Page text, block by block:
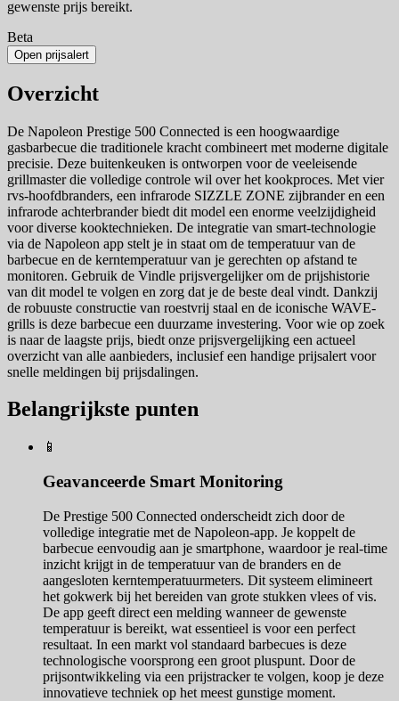
gewenste prijs bereikt.
Beta
Open prijsalert
Overzicht
De Napoleon Prestige 500 Connected is een hoogwaardige
gasbarbecue die traditionele kracht combineert met moderne digitale
precisie. Deze buitenkeuken is ontworpen voor de veeleisende
grillmaster die volledige controle wil over het kookproces. Met vier
rvs-hoofdbranders, een infrarode SIZZLE ZONE zijbrander en een
infrarode achterbrander biedt dit model een enorme veelzijdigheid
voor diverse kooktechnieken. De integratie van smart-technologie
via de Napoleon app stelt je in staat om de temperatuur van de
barbecue en de kerntemperatuur van je gerechten op afstand te
monitoren. Gebruik de Vindle prijsvergelijker om de prijshistorie
van dit model te volgen en zorg dat je de beste deal vindt. Dankzij
de robuuste constructie van roestvrij staal en de iconische WAVE-
grills is deze barbecue een duurzame investering. Voor wie op zoek
is naar de laagste prijs, biedt onze prijsvergelijking een actueel
overzicht van alle aanbieders, inclusief een handige prijsalert voor
snelle meldingen bij prijsdalingen.
Belangrijkste punten
📱
Geavanceerde Smart Monitoring
De Prestige 500 Connected onderscheidt zich door de
volledige integratie met de Napoleon-app. Je koppelt de
barbecue eenvoudig aan je smartphone, waardoor je real-time
inzicht krijgt in de temperatuur van de branders en de
aangesloten kerntemperatuurmeters. Dit systeem elimineert
het gokwerk bij het bereiden van grote stukken vlees of vis.
De app geeft direct een melding wanneer de gewenste
temperatuur is bereikt, wat essentieel is voor een perfect
resultaat. In een markt vol standaard barbecues is deze
technologische voorsprong een groot pluspunt. Door de
prijsontwikkeling via een prijstracker te volgen, koop je deze
innovatieve techniek op het meest gunstige moment.